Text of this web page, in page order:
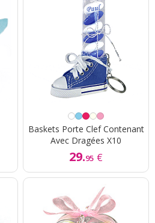
Baskets Porte Clef Contenant
Avec Dragées X10
29.95 €